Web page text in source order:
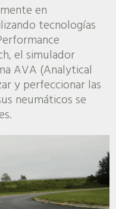
en
tecnologías
el simulador
AVA (Analytical
y perfeccionar las
neumáticos se